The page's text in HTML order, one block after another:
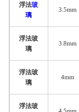
浮法玻
璃
3.5mm
浮法玻
璃
3.8mm
浮法玻
璃
4mm
浮法玻
4.5mm